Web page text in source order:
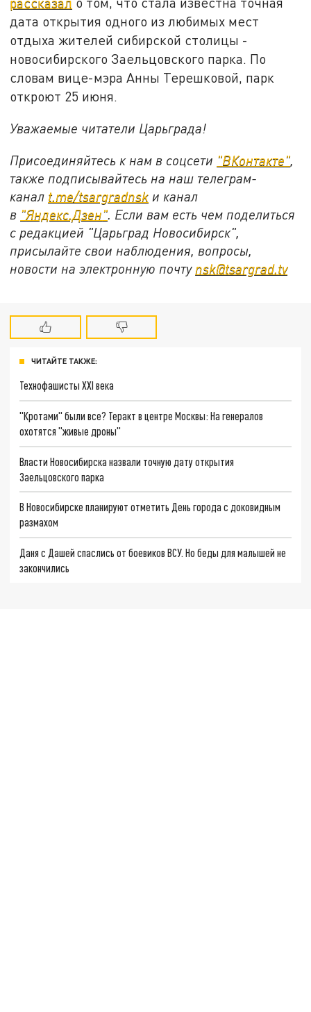
дата открытия одного из любимых мест
отдыха жителей сибирской столицы -
новосибирского Заельцовского парка. По
словам вице-мэра Анны Терешковой, парк
откроют 25 июня.
Уважаемые читатели Царьграда!
Присоединяйтесь к нам в соцсети "ВКонтакте"
также подписывайтесь на наш телеграм-
канал t.me/tsargradnsk и канал
в "Яндекс.Дзен" . Если вам есть чем поделиться
с редакцией "Царьград Новосибирск",
присылайте свои наблюдения, вопросы,
новости на электронную почту nsk@tsargrad.tv
ЧИТАЙТЕ ТАКЖЕ:
Технофашисты XXI века
"Кротами" были все? Теракт в центре Москвы: На генералов
охотятся "живые дроны"
Власти Новосибирска назвали точную дату открытия
Заельцовского парка
В Новосибирске планируют отметить День города с доковидным
размахом
Даня с Дашей спаслись от боевиков ВСУ. Но беды для малышей не
закончились